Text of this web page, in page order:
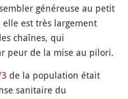
généreuse au petit
est très largement
chaînes, qui
peur de la mise au pilori.
de la population était
sanitaire du